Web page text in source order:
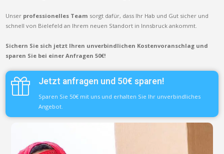
Unser professionelles Team sorgt dafür, dass Ihr Hab und Gut sicher und
schnell von Bielefeld an Ihrem neuen Standort in Innsbruck ankommt.
Sichern Sie sich jetzt Ihren unverbindlichen Kostenvoranschlag und
sparen Sie bei einer Anfragen 50€!
Jetzt anfragen und 50€ sparen!
Sparen Sie 50€ mit uns und erhalten Sie Ihr unverbindliches
Angebot.